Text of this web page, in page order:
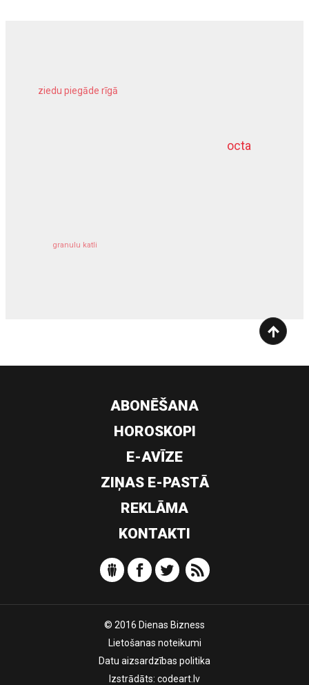
octa
ziedu piegāde rīgā
granulu katli
dziļurbums
ABONĒŠANA
HOROSKOPI
E-AVĪZE
ZIŅAS E-PASTĀ
REKLĀMA
KONTAKTI
© 2016 Dienas Bizness
Lietošanas noteikumi
Datu aizsardzības politika
Izstrādāts: codeart.lv